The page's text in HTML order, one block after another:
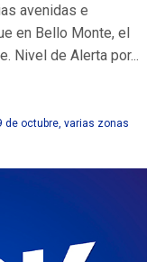
avenidas e
en Bello Monte, el
Nivel de Alerta por...
de octubre varias zonas